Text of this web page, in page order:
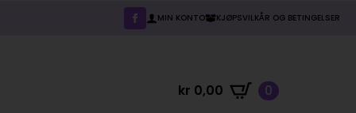
MIN KONTO KJØPSVILKÅR OG BETINGELSER
kr 0,00 0